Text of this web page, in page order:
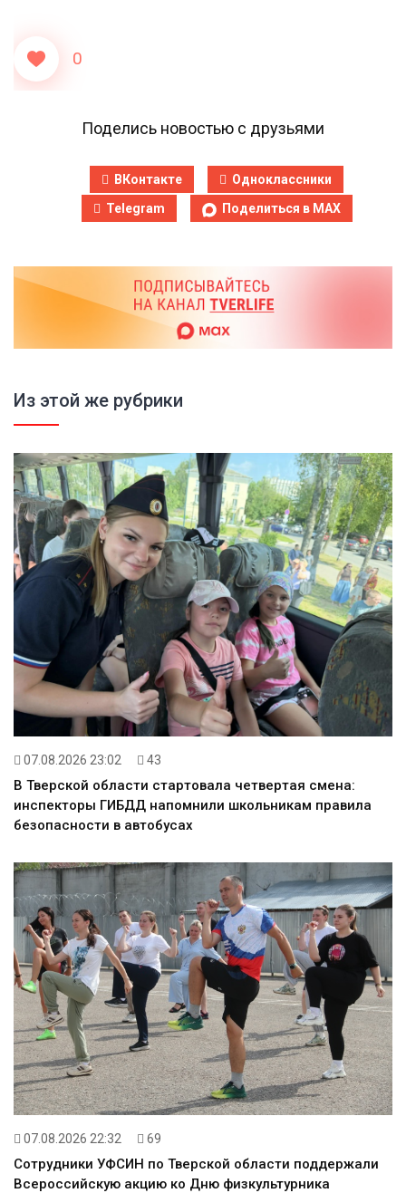
0
Поделись новостью с друзьями
ВКонтакте
Одноклассники
Telegram
Поделиться в MAX
Из этой же рубрики
07.08.2026 23:02 43
В Тверской области стартовала четвертая смена:
инспекторы ГИБДД напомнили школьникам правила
безопасности в автобусах
07.08.2026 22:32 69
Сотрудники УФСИН по Тверской области поддержали
Всероссийскую акцию ко Дню физкультурника